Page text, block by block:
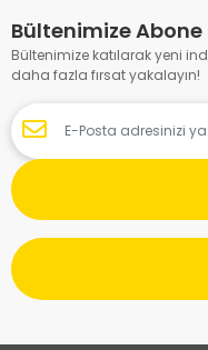
Bültenimize Abone
Bültenimize katılarak yeni
daha fazla fırsat yakalayın!